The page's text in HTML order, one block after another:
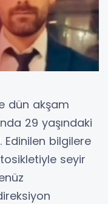
dün akşam
29 yaşındaki
Edinilen bilgilere
seyir